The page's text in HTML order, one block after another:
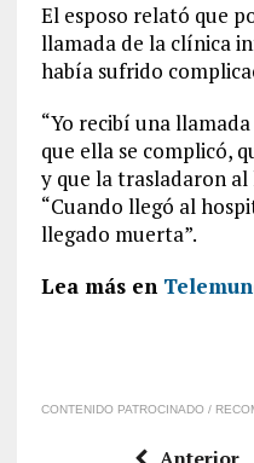
El esposo relató que
llamada de la clínica
había sufrido
“Yo recibí una
que ella se complicó,
y que la trasladaron al
“Cuando llegó al
llegado muerta”.
Lea más en
CONTENIDO PATROCINADO /